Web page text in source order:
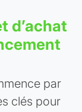
d’achat
par
clés pour